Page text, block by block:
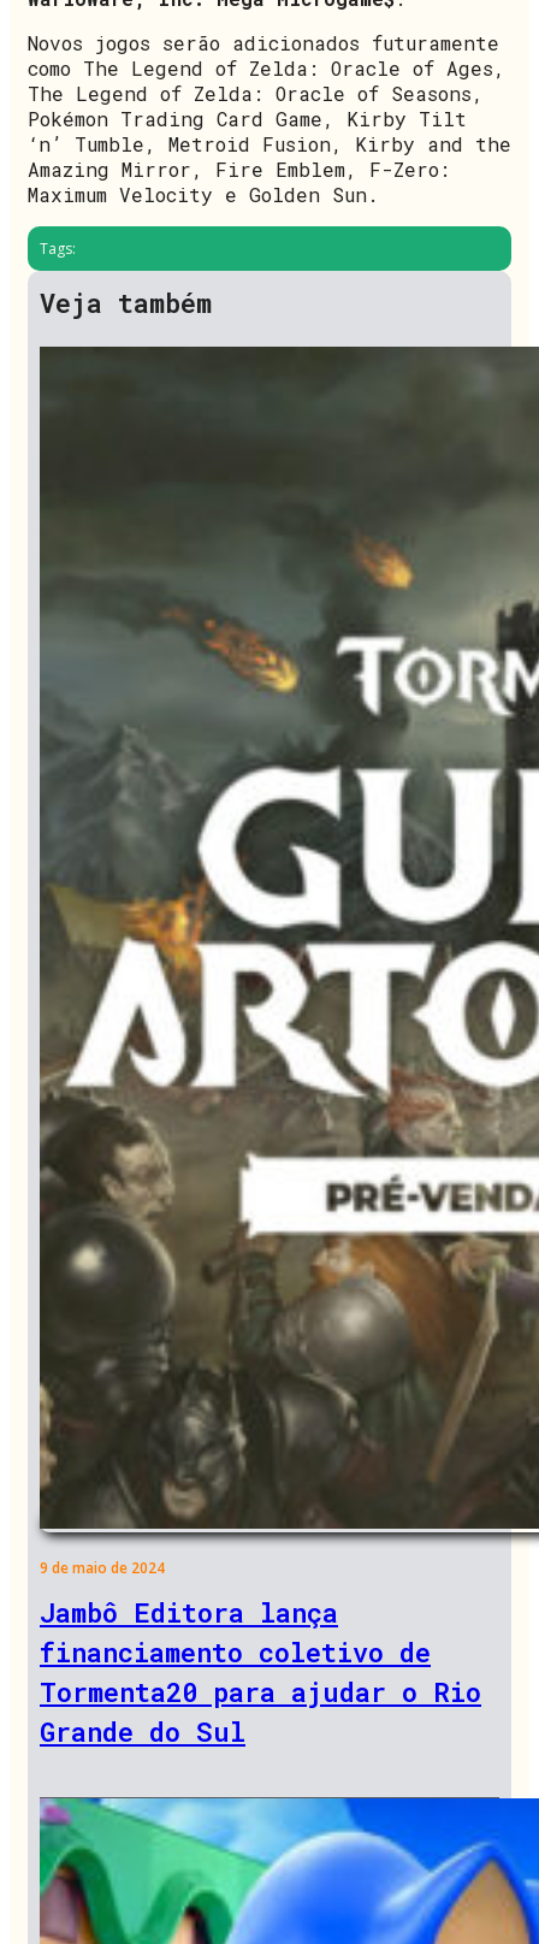
Novos jogos serão adicionados futuramente
como The Legend of Zelda: Oracle of Ages,
The Legend of Zelda: Oracle of Seasons,
Pokémon Trading Card Game, Kirby Tilt
‘n’ Tumble, Metroid Fusion, Kirby and the
Amazing Mirror, Fire Emblem, F-Zero:
Maximum Velocity e Golden Sun.
Tags:
Veja também
9 de maio de 2024
Jambô Editora lança
financiamento coletivo de
Tormenta20 para ajudar o Rio
Grande do Sul